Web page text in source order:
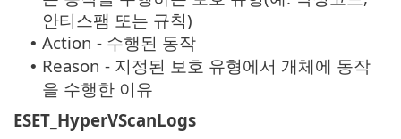
안티스팸 또는 규칙)
• Action - 수행된 동작
• Reason - 지정된 보호 유형에서 개체에 동작
을 수행한 이유
ESET_HyperVScanLogs